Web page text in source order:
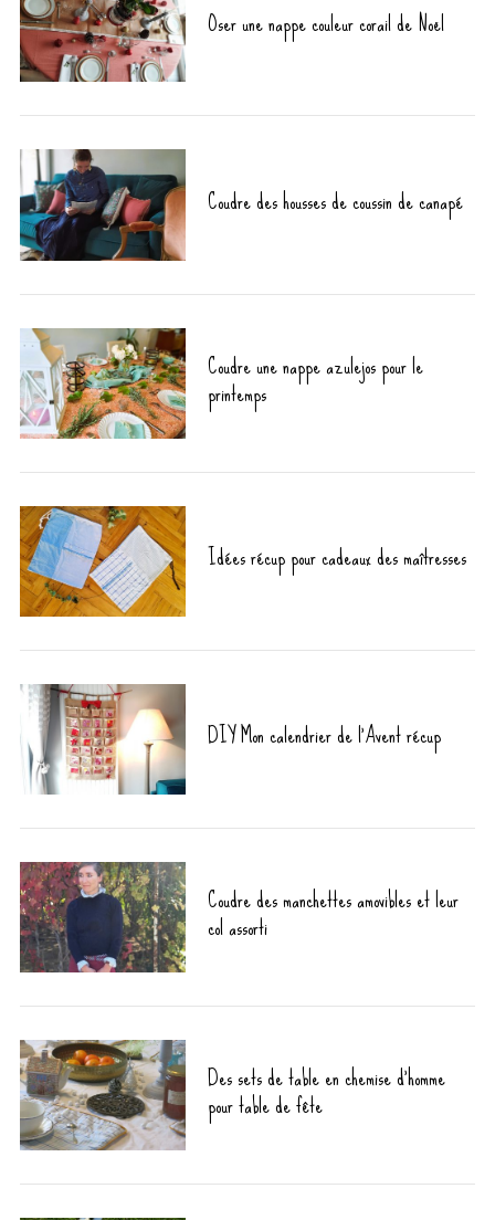
Oser une nappe couleur corail de Noël
Coudre des housses de coussin de canapé
Coudre une nappe azulejos pour le
printemps
Idées récup pour cadeaux des maîtresses
DIY Mon calendrier de l’Avent récup
Coudre des manchettes amovibles et leur
col assorti
Des sets de table en chemise d’homme
pour table de fête